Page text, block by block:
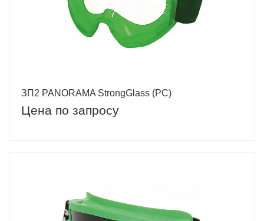
ЗП2 PANORAMA StrongGlass (PC)
Цена по запросу